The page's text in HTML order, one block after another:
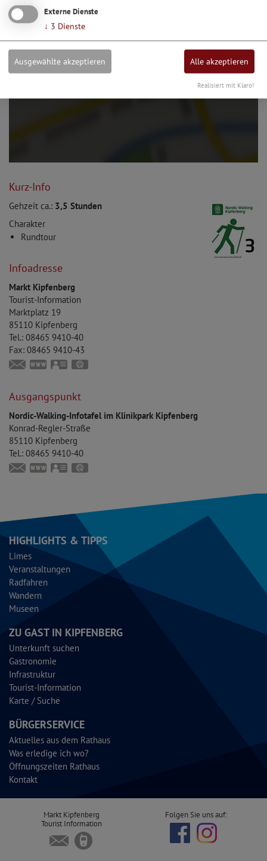
Kurz-Info
Gehzeit ca.: 3,5 Stunden
Charakter
Rundtour
Infoadresse
Markt Kipfenberg
Tourist-Information
Marktplatz 19
85110 Kipfenberg
Tel.: 08465 9410-40
Fax: 08465 9410-43
touristinfo@markt-kipfenberg.de
www.kipfenberg.de
vCard
Ausgangspunkt
Nordic-Walking-Infotafel im Klinikpark Kipfenberg
Konrad-Regler-Straße
85110 Kipfenberg
Tel.: 08465 9410-40
touristinfo@markt-kipfenberg.de
www.kipfenberg.de
vCard
HIGHLIGHTS & TIPPS
Limes
Veranstaltungen
Radfahren
Wandern
Museen
ZU GAST IN KIPFENBERG
Unterkunft suchen
Gastronomie
Infrastruktur
Tourist-Information
Karte / Suche
BÜRGERSERVICE
Aktuelles aus dem Rathaus
Was erledige ich wo?
Öffnungszeiten Rathaus
Kontakt
Markt Kipfenberg
Tourist Information
Folgen Sie uns auf:
Externe Dienste
↓ 3 Dienste
Ausgewählte akzeptieren Alle akzeptieren
Realisiert mit Klaro!